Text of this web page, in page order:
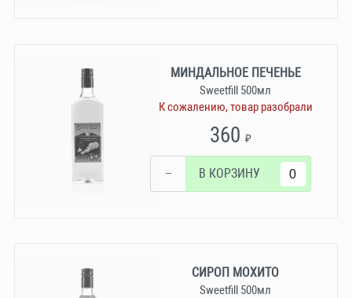
МИНДАЛЬНОЕ ПЕЧЕНЬЕ
Sweetfill 500мл
К сожалению, товар разобрали
360₽
− В КОРЗИНУ
СИРОП МОХИТО
Sweetfill 500мл